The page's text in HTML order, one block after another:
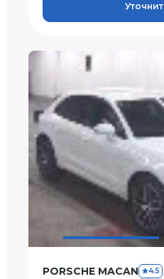
PORSCHE MACAN 4.5